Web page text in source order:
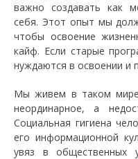
важно создавать как
себя. Этот опыт мы
чтобы освоение
кайф. Если старые
нуждаются в освоении и
Мы живем в таком
неординарное, а
Социальная гигиена
его информационной
увяз в общественных